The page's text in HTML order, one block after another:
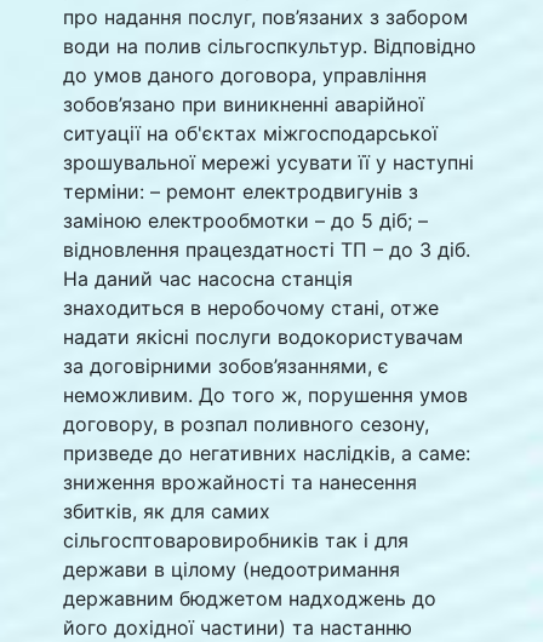
про надання послуг, пов’язаних з забором
води на полив сільгоспкультур. Відповідно
до умов даного договора, управління
зобов’язано при виникненні аварійної
ситуації на об'єктах міжгосподарської
зрошувальної мережі усувати її у наступні
терміни: – ремонт електродвигунів з
заміною електрообмотки – до 5 діб; –
відновлення працездатності ТП – до 3 діб.
На даний час насосна станція
знаходиться в неробочому стані, отже
надати якісні послуги водокористувачам
за договірними зобов’язаннями, є
неможливим. До того ж, порушення умов
договору, в розпал поливного сезону,
призведе до негативних наслідків, а саме:
зниження врожайності та нанесення
збитків, як для самих
сільгосптоваровиробників так і для
держави в цілому (недоотримання
державним бюджетом надходжень до
його дохідної частини) та настанню